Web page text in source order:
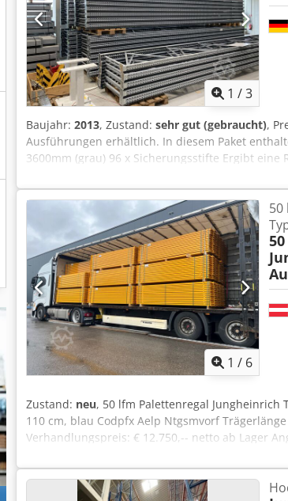
1 /3
Baujahr: 2013, Zustand: sehr gut (gebraucht),
Ausführungen erhältlich. In diesem Paket
3600mm (grau) 96 x Sicherungsstifte Ergibt
= insgesamt 96 Palettenplätze (400kg pro
Zustand: gebraucht, sehr guter Zustand Höhe:
Verstrebung: geschraubt Traversenlänge: 3,60
Zubehör wie z.B. Bodenbefestigung Verbinder
Gitterroste Rückwandgitter Tiefenstege
uns an!
1 / 6
50
Zustand: neu, 50 lfm Palettenregal Jungheinrich
110 cm, blau Codpfx Aelp Ntgsmvorf
Verhandlungspreis: € 12.750,-- netto ab Lager
110 cm, Höhe 9 m + 144 St. Träger, Länge 2,7
St. Betonanker Traglastschilder Dokumente
Zubehörkatalog. Rahmen blau, Ausfachungen